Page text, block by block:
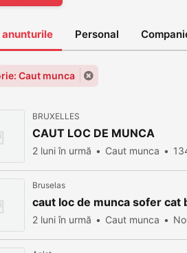
anunturile Personal
Caut munca
BRUXELLES
CAUT LOC DE MUNCA
2 luni în urmă Caut munca
Bruselas
caut loc de munca sofer cat
2 luni în urmă Caut munca